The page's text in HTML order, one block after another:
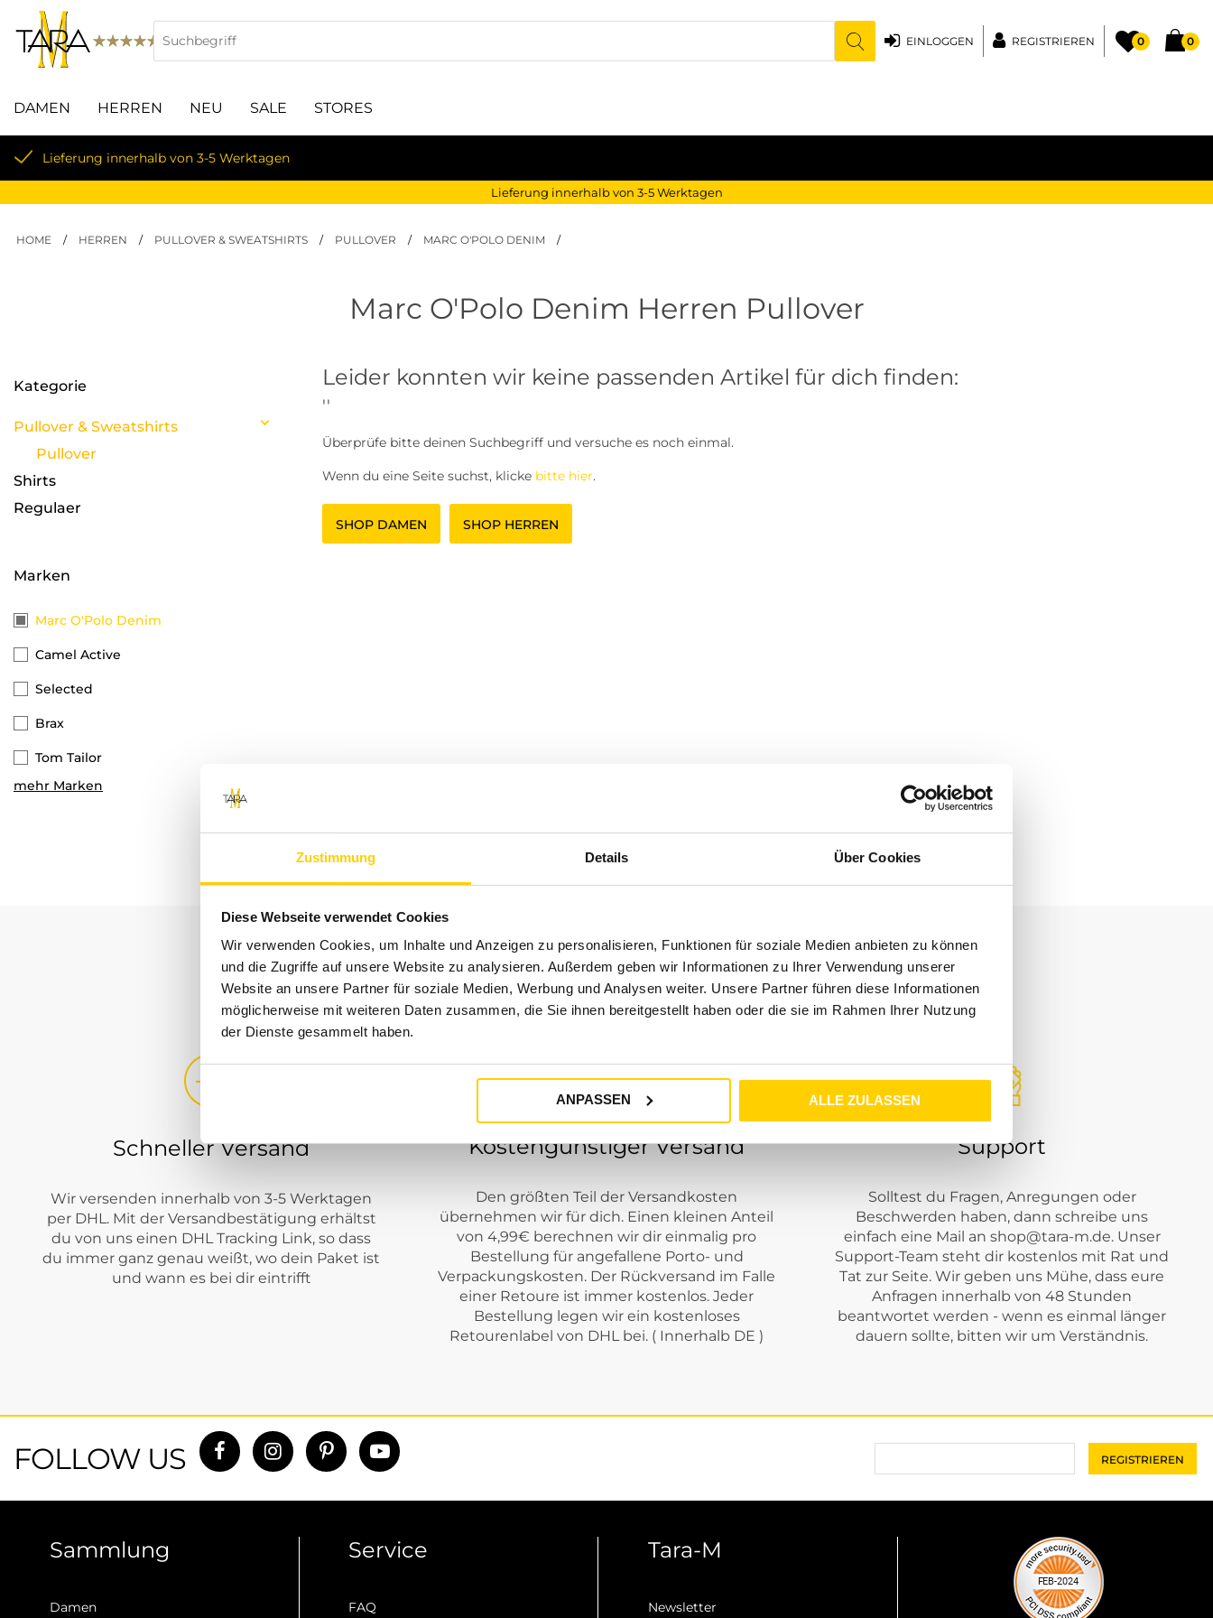
Zustimmung Details Über Cookies
Diese Webseite verwendet Cookies
Wir verwenden Cookies, um Inhalte und Anzeigen zu personalisieren, Funktionen für soziale Medien anbieten zu können
und die Zugriffe auf unsere Website zu analysieren. Außerdem geben wir Informationen zu Ihrer Verwendung unserer
Website an unsere Partner für soziale Medien, Werbung und Analysen weiter. Unsere Partner führen diese Informationen
möglicherweise mit weiteren Daten zusammen, die Sie ihnen bereitgestellt haben oder die sie im Rahmen Ihrer Nutzung
der Dienste gesammelt haben.
ANPASSEN ALLE ZULASSEN
0 0
REGISTRIEREN
EINLOGGEN
DAMEN HERREN NEU SALE STORES
Lieferung innerhalb von 3-5 Werktagen
Lieferung innerhalb von 3-5 Werktagen
HOME / HERREN / PULLOVER & SWEATSHIRTS / PULLOVER / MARC O'POLO DENIM /
Marc O'Polo Denim Herren Pullover
Kategorie
Pullover & Sweatshirts
Pullover
Shirts
Regulaer
Marken
Marc O'Polo Denim
Camel Active
Selected
Brax
Tom Tailor
s.Oliver
CASAMODA
Calvin Klein
PME Legend
mehr Marken
Leider konnten wir keine passenden Artikel für dich finden:
''
Überprüfe bitte deinen Suchbegriff und versuche es noch einmal.
Wenn du eine Seite suchst, klicke bitte hier.
SHOP DAMEN SHOP HERREN
UNSER SERVICE
Schneller Versand
Wir versenden innerhalb von 3-5 Werktagen
per DHL. Mit der Versandbestätigung erhältst
du von uns einen DHL Tracking Link, so dass
du immer ganz genau weißt, wo dein Paket ist
und wann es bei dir eintrifft
Kostengünstiger Versand
Den größten Teil der Versandkosten
übernehmen wir für dich. Einen kleinen Anteil
von 4,99€ berechnen wir dir einmalig pro
Bestellung für angefallene Porto- und
Verpackungskosten. Der Rückversand im Falle
einer Retoure ist immer kostenlos. Jeder
Bestellung legen wir ein kostenloses
Retourenlabel von DHL bei. ( Innerhalb DE )
Support
Solltest du Fragen, Anregungen oder
Beschwerden haben, dann schreibe uns
einfach eine Mail an shop@tara-m.de. Unser
Support-Team steht dir kostenlos mit Rat und
Tat zur Seite. Wir geben uns Mühe, dass eure
Anfragen innerhalb von 48 Stunden
beantwortet werden - wenn es einmal länger
dauern sollte, bitten wir um Verständnis.
FOLLOW US
Sammlung
Damen
Service
FAQ
Tara-M
Newsletter